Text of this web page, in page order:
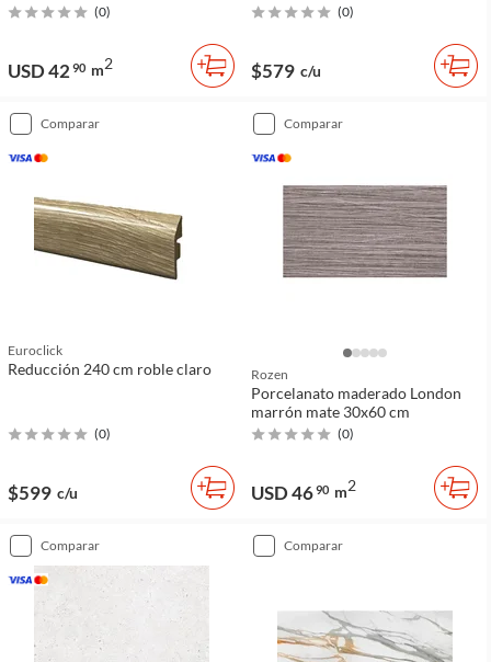
(0)
USD 42 90 m2
(0)
$579 c/u
comparar
Euroclick
Reducción 240 cm roble claro
(0)
$599 c/u
comparar
Rozen
Porcelanato maderado London
marrón mate 30x60 cm
(0)
USD 4690 m2
comparar comparar